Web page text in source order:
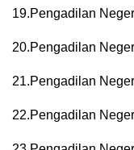
19.Pengadilan
20.Pengadilan
21.Pengadilan
22.Pengadilan